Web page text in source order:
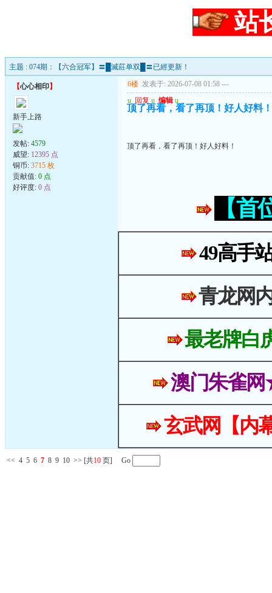
站
主题 : 074期：【六合冠军】〓█滅莊单双█〓已經更新！
【心心相印】
新手上路
发帖: 4579
威望: 12395 点
铜币: 3715 枚
贡献值: 0 点
好评度: 0 点
6楼 发表于: 2026-07-08 01:58 ---
u 回复 u 编辑 u
顶了再看，看了再顶！好人好料！
顶了再看，看了再顶！好人好料！
【
49高手
青龙网
最老牌白
澳门朱雀
玄武网【内
<< 4 5 6 7 8 9 10 >> [共10 页] Go